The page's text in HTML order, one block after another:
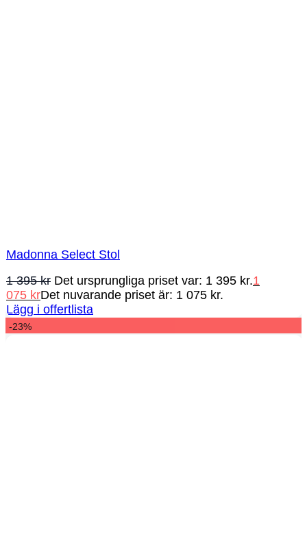
Madonna Select Stol
1 395kr Det ursprungliga priset var: 1 395 kr.1
075 krDet nuvarande priset är: 1 075 kr.
Lägg i offertlista
-23%